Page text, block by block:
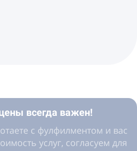
всегда важен!
с фулфилментом и вас
услуг, согласуем для